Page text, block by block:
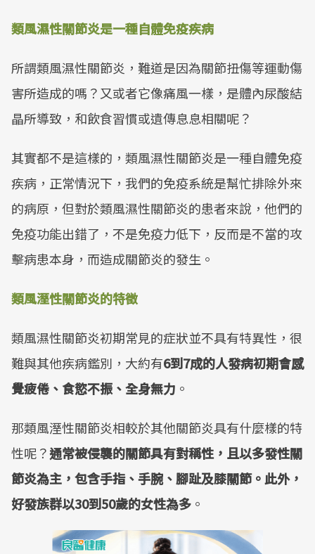
類風濕性關節炎是一種自體免疫疾病
所謂類風濕性關節炎，難道是因為關節扭傷等運動傷
害所造成的嗎？又或者它像痛風一樣，是體內尿酸結
晶所導致，和飲食習慣或遺傳息息相關呢？
其實都不是這樣的，類風濕性關節炎是一種自體免疫
疾病，正常情況下，我們的免疫系統是幫忙排除外來
的病原，但對於類風濕性關節炎的患者來說，他們的
免疫功能出錯了，不是免疫力低下，反而是不當的攻
擊病患本身，而造成關節炎的發生。
類風溼性關節炎的特徵
類風濕性關節炎初期常見的症狀並不具有特異性，很
難與其他疾病鑑別，大約有6到7成的人發病初期會感
覺疲倦、食慾不振、全身無力 。
那類風溼性關節炎相較於其他關節炎具有什麼樣的特
性呢？通常被侵襲的關節具有對稱性，且以多發性關
節炎為主，包含手指、手腕、腳趾及膝關節。此外，
好發族群以30到50歲的女性為多 。